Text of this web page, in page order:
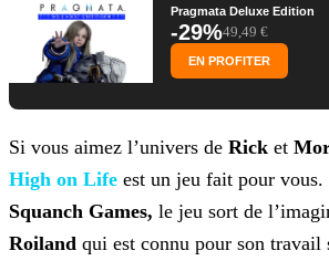
Pragmata Deluxe Edition
-29%49,49 €
EN PROFITER
Si vous aimez l’univers de Rick et
High on Life est un jeu fait pour vous.
Squanch Games, le jeu sort de
Roiland qui est connu pour son travail